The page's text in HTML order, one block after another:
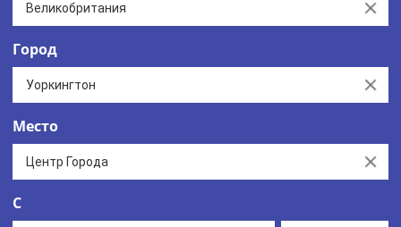
Clear
Город
Clear
Место
Clear
С